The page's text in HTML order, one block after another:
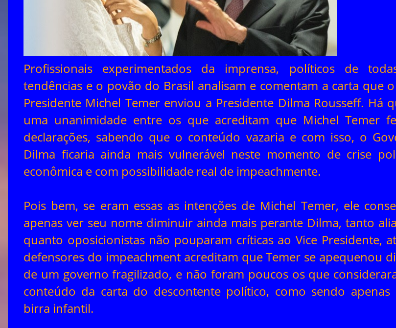
Profissionais experimentados da imprensa, políticos de
tendências e o povão do Brasil analisam e comentam a carta que o
Presidente Michel Temer enviou a Presidente Dilma Rousseff. Há
uma unanimidade entre os que acreditam que Michel Temer
declarações, sabendo que o conteúdo vazaria e com isso, o
Dilma ficaria ainda mais vulnerável neste momento de crise
econômica e com possibilidade real de impeachmente.
Pois bem, se eram essas as intenções de Michel Temer, ele
apenas ver seu nome diminuir ainda mais perante Dilma, tanto
quanto oposicionistas não pouparam críticas ao Vice Presidente,
defensores do impeachment acreditam que Temer se apequenou
de um governo fragilizado, e não foram poucos os que
conteúdo da carta do descontente político, como sendo apenas
birra infantil.